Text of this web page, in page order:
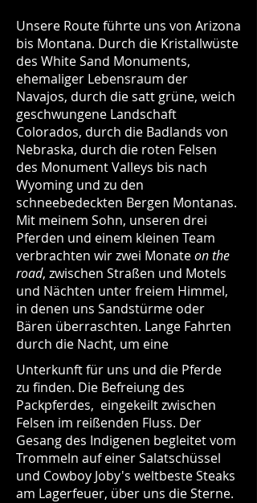
Unsere Route führte uns von Arizona
bis Montana. Durch die Kristallwüste
des White Sand Monuments,
ehemaliger Lebensraum der
Navajos, durch die satt grüne, weich
geschwungene Landschaft
Colorados, durch die Badlands von
Nebraska, durch die roten Felsen
des Monument Valleys bis nach
Wyoming und zu den
schneebedeckten Bergen Montanas.
Mit meinem Sohn, unseren drei
Pferden und einem kleinen Team
verbrachten wir zwei Monateon the
road, zwischen Straßen und Motels
und Nächten unter freiem Himmel,
in denen uns Sandstürme oder
Bären überraschten. Lange Fahrten
durch die Nacht, um eine
Unterkunft für uns und die Pferde
zu finden. Die Befreiung des
Packpferdes, eingekeilt zwischen
Felsen im reißenden Fluss. Der
Gesang des Indigenen begleitet vom
Trommeln auf einer Salatschüssel
und Cowboy Joby's weltbeste Steaks
am Lagerfeuer, über uns die Sterne.